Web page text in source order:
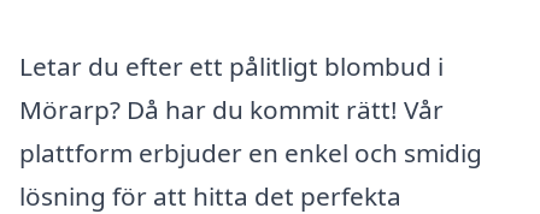
Letar du efter ett pålitligt blombud i
Mörarp? Då har du kommit rätt! Vår
plattform erbjuder en enkel och smidig
lösning för att hitta det perfekta